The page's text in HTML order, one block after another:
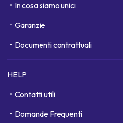
In cosa siamo unici
Garanzie
Documenti contrattuali
HELP
Contatti utili
Domande Frequenti